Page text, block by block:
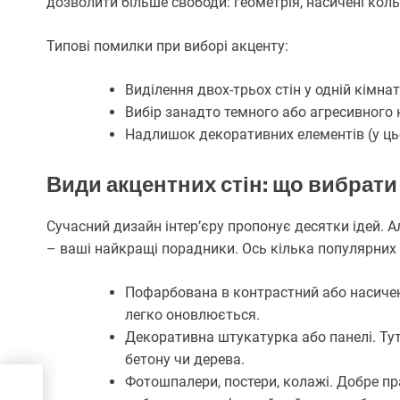
Типові помилки при виборі акценту:
Виділення двох-трьох стін у одній
Вибір занадто темного або
Надлишок декоративних елементів (у
Види акцентних стін: що
Сучасний дизайн інтер’єру пропонує десятки
– ваші найкращі порадники. Ось кілька популярних
Пофарбована в контрастний або
легко оновлюється.
Декоративна штукатурка або панелі. Тут
бетону чи дерева.
Фотошпалери, постери, колажі. Добре